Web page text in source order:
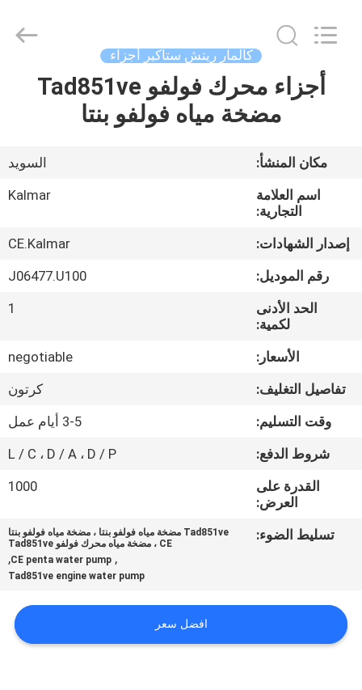
الصفحة
الرئيسية
منتجات
معلومات
عنا
جولة
المعمل
مراقبة
الجودة
اتصل
خريطة
Electromechanical
كالمار ريتش ستاكير أجزاء
أجزاء محرك فولفو Tad851ve
مضخة مياه فولفو بنتا
مكان المنشأ:
السويد
اسم العلامة
التجارية:
Kalmar
إصدار الشهادات:
CE.Kalmar
رقم الموديل:
J06477.U100
الحد الأدنى
لكمية:
1
الأسعار:
negotiable
تفاصيل التغليف:
كرتون
وقت التسليم:
3-5 أيام عمل
شروط الدفع:
L / C ، D / A ، D / P
القدرة على
العرض:
1000
تسليط الضوء:
Tad851ve مضخة مياه فولفو بنتا ، مضخة مياه فولفو بنتا
CE ، مضخة مياه محرك فولفو Tad851ve
,
CE penta water pump
,
Tad851ve engine water pump
افضل سعر